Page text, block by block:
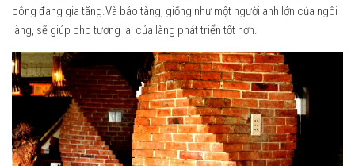
công đang gia tăng.Và bảo tàng, giống như một người anh lớn của ngôi
làng, sẽ giúp cho tương lai của làng phát triển tốt hơn.